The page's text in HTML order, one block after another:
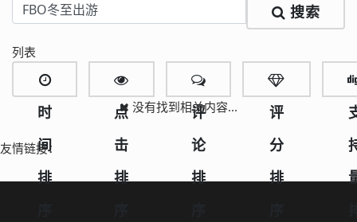
搜索
列表
时
间
排
点
击
排
评
论
排
评
分
排
没有找到相关内容...
友情链接：